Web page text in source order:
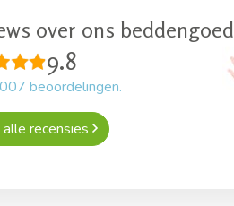
over ons beddengoed
9.8
beoordelingen.
recensies